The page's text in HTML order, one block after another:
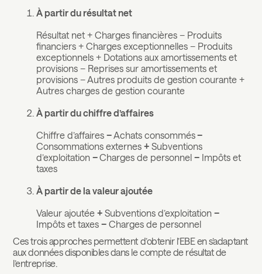
À partir du résultat net
Résultat net + Charges financières − Produits
financiers + Charges exceptionnelles − Produits
exceptionnels + Dotations aux amortissements et
provisions − Reprises sur amortissements et
provisions − Autres produits de gestion courante +
Autres charges de gestion courante
À partir du chiffre d’affaires
Chiffre d’affaires− Achats consommés−
Consommations externes+ Subventions
d’exploitation−Charges de personnel− Impôts et
taxes
À partir de la valeur ajoutée
Valeur ajoutée+ Subventions d’exploitation−
Impôts et taxes− Charges de personnel
Ces trois approches permettent d’obtenir l’EBE en s’adaptant
aux données disponibles dans le compte de résultat de
l’entreprise.